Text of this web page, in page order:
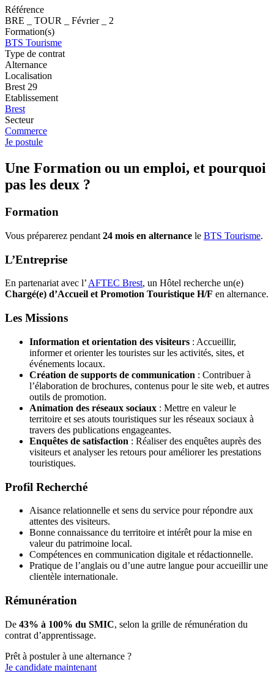
Référence
BRE _ TOUR _ Février _ 2
Formation(s)
BTS Tourisme
Type de contrat
Alternance
Localisation
Brest 29
Etablissement
Brest
Secteur
Commerce
Je postule
Une Formation ou un emploi, et pourquoi
pas les deux ?
Formation
Vous préparerez pendant 24 mois en alternance le BTS Tourisme.
L’Entreprise
En partenariat avec l’AFTEC Brest, un Hôtel recherche un(e)
Chargé(e) d’Accueil et Promotion Touristique H/F en alternance.
Les Missions
Information et orientation des visiteurs : Accueillir,
informer et orienter les touristes sur les activités, sites, et
événements locaux.
Création de supports de communication : Contribuer à
l’élaboration de brochures, contenus pour le site web, et autres
outils de promotion.
Animation des réseaux sociaux : Mettre en valeur le
territoire et ses atouts touristiques sur les réseaux sociaux à
travers des publications engageantes.
Enquêtes de satisfaction : Réaliser des enquêtes auprès des
visiteurs et analyser les retours pour améliorer les prestations
touristiques.
Profil Recherché
Aisance relationnelle et sens du service pour répondre aux
attentes des visiteurs.
Bonne connaissance du territoire et intérêt pour la mise en
valeur du patrimoine local.
Compétences en communication digitale et rédactionnelle.
Pratique de l’anglais ou d’une autre langue pour accueillir une
clientèle internationale.
Rémunération
De 43% à 100% du SMIC, selon la grille de rémunération du
contrat d’apprentissage.
Prêt à postuler à une alternance ?
Je candidate maintenant